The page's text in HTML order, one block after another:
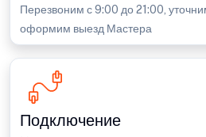
Перезвоним с 9:00 до 21:00,
оформим выезд Мастера
Подключение